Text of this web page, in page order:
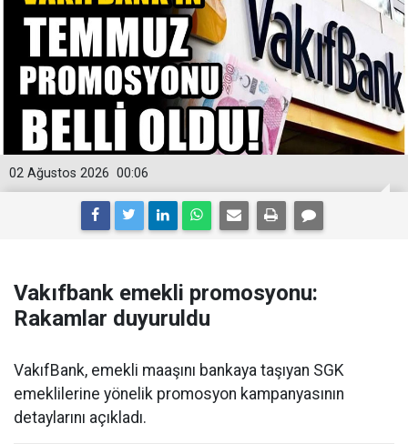
00:06
02 Ağustos 2026
Vakıfbank emekli promosyonu:
Rakamlar duyuruldu
VakıfBank, emekli maaşını bankaya taşıyan SGK
emeklilerine yönelik promosyon kampanyasının
detaylarını açıkladı.